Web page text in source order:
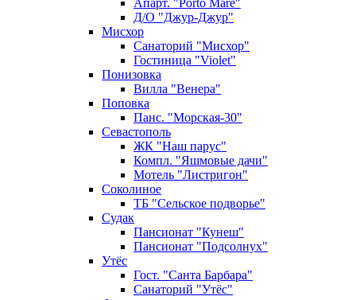
Д/О "Джур-Джур"
Мисхор
Санаторий "Мисхор"
Гостиница "Violet"
Понизовка
Вилла "Венера"
Поповка
Панс. "Морская-30"
Севастополь
ЖК "Наш парус"
Компл. "Яшмовые дачи"
Мотель "Листригон"
Соколиное
ТБ "Сельское подворье"
Судак
Пансионат "Кунеш"
Пансионат "Подсолнух"
Утёс
Гост. "Санта Барбара"
Санаторий "Утёс"